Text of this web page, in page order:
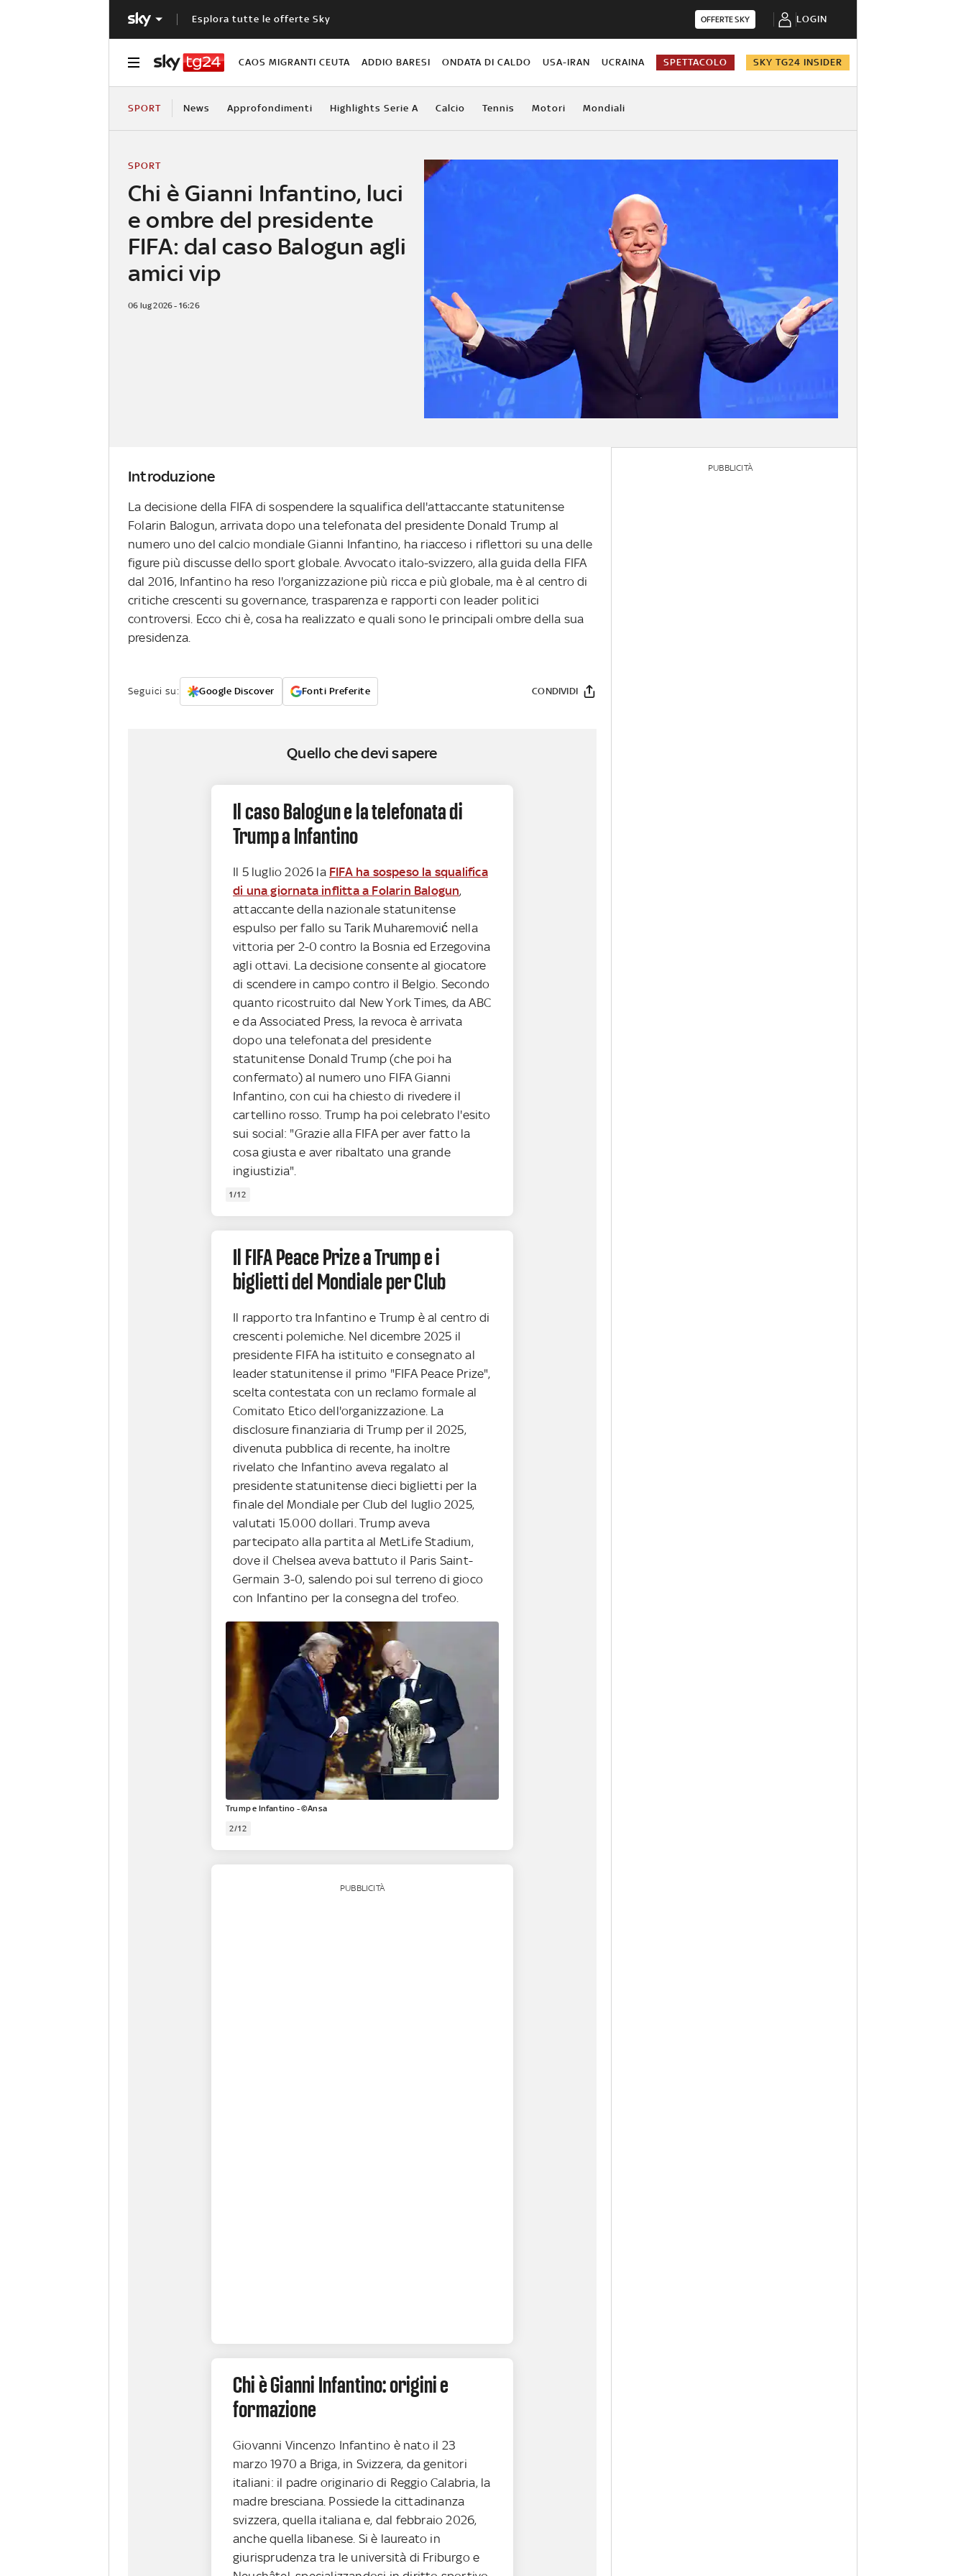
Esplora tutte le offerte Sky OFFERTE SKY LOGIN
CAOS MIGRANTI CEUTA ADDIO BARESI ONDATA DI CALDO USA-IRAN UCRAINA SPETTACOLO SKY TG24 INSIDER
SPORT News Approfondimenti Highlights Serie A Calcio Tennis Motori Mondiali
Chi è Gianni Infantino, luci
e ombre del presidente
FIFA: dal caso Balogun agli
amici vip
SPORT
06 lug 2026 - 16:26
Introduzione
La decisione della FIFA di sospendere la squalifica dell'attaccante statunitense
Folarin Balogun, arrivata dopo una telefonata del presidente Donald Trump al
numero uno del calcio mondiale Gianni Infantino, ha riacceso i riflettori su una delle
figure più discusse dello sport globale. Avvocato italo-svizzero, alla guida della FIFA
dal 2016, Infantino ha reso l'organizzazione più ricca e più globale, ma è al centro di
critiche crescenti su governance, trasparenza e rapporti con leader politici
controversi. Ecco chi è, cosa ha realizzato e quali sono le principali ombre della sua
presidenza.
Seguici su: Google Discover Fonti Preferite CONDIVIDI
Quello che devi sapere
Il caso Balogun e la telefonata di
Trump a Infantino
Il 5 luglio 2026 la FIFA ha sospeso la squalifica
di una giornata inflitta a Folarin Balogun,
attaccante della nazionale statunitense
espulso per fallo su Tarik Muharemović nella
vittoria per 2-0 contro la Bosnia ed Erzegovina
agli ottavi. La decisione consente al giocatore
di scendere in campo contro il Belgio. Secondo
quanto ricostruito dal New York Times, da ABC
e da Associated Press, la revoca è arrivata
dopo una telefonata del presidente
statunitense Donald Trump (che poi ha
confermato) al numero uno FIFA Gianni
Infantino, con cui ha chiesto di rivedere il
cartellino rosso. Trump ha poi celebrato l'esito
sui social: "Grazie alla FIFA per aver fatto la
cosa giusta e aver ribaltato una grande
ingiustizia".
1/12
Il FIFA Peace Prize a Trump e i
biglietti del Mondiale per Club
Il rapporto tra Infantino e Trump è al centro di
crescenti polemiche. Nel dicembre 2025 il
presidente FIFA ha istituito e consegnato al
leader statunitense il primo "FIFA Peace Prize",
scelta contestata con un reclamo formale al
Comitato Etico dell'organizzazione. La
disclosure finanziaria di Trump per il 2025,
divenuta pubblica di recente, ha inoltre
rivelato che Infantino aveva regalato al
presidente statunitense dieci biglietti per la
finale del Mondiale per Club del luglio 2025,
valutati 15.000 dollari. Trump aveva
partecipato alla partita al MetLife Stadium,
dove il Chelsea aveva battuto il Paris Saint-
Germain 3-0, salendo poi sul terreno di gioco
con Infantino per la consegna del trofeo.
Trump e Infantino - ©Ansa
2/12
PUBBLICITÀ
Chi è Gianni Infantino: origini e
formazione
Giovanni Vincenzo Infantino è nato il 23
marzo 1970 a Briga, in Svizzera, da genitori
italiani: il padre originario di Reggio Calabria, la
madre bresciana. Possiede la cittadinanza
svizzera, quella italiana e, dal febbraio 2026,
anche quella libanese. Si è laureato in
giurisprudenza tra le università di Friburgo e
PUBBLICITÀ